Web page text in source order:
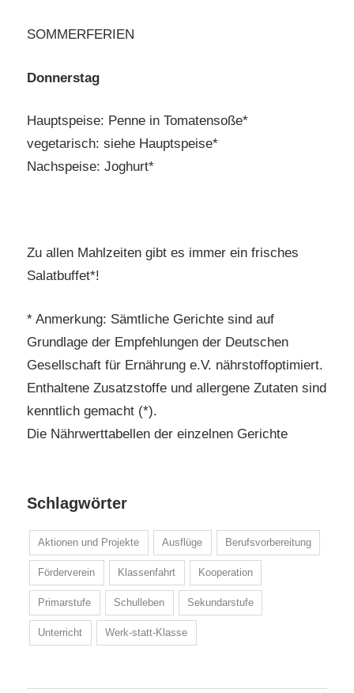
SOMMERFERIEN
Donnerstag
Hauptspeise: Penne in Tomatensoße*
vegetarisch: siehe Hauptspeise*
Nachspeise: Joghurt*
Zu allen Mahlzeiten gibt es immer ein frisches
Salatbuffet*!
* Anmerkung: Sämtliche Gerichte sind auf
Grundlage der Empfehlungen der Deutschen
Gesellschaft für Ernährung e.V. nährstoffoptimiert.
Enthaltene Zusatzstoffe und allergene Zutaten sind
kenntlich gemacht (*).
Die Nährwerttabellen der einzelnen Gerichte
Schlagwörter
Aktionen und Projekte Ausflüge Berufsvorbereitung
Förderverein Klassenfahrt Kooperation
Primarstufe Schulleben Sekundarstufe
Unterricht Werk-statt-Klasse